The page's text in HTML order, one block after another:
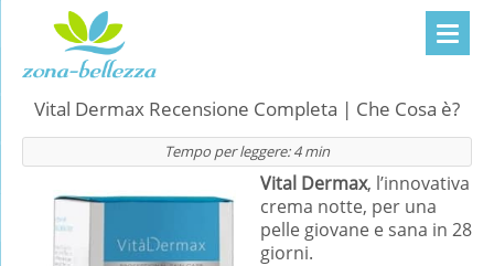
Vital Dermax Recensione Completa | Che Cosa è?
Tempo per leggere:4 min
Vital Dermax, l’innovativa
crema notte, per una
pelle giovane e sana in 28
giorni.